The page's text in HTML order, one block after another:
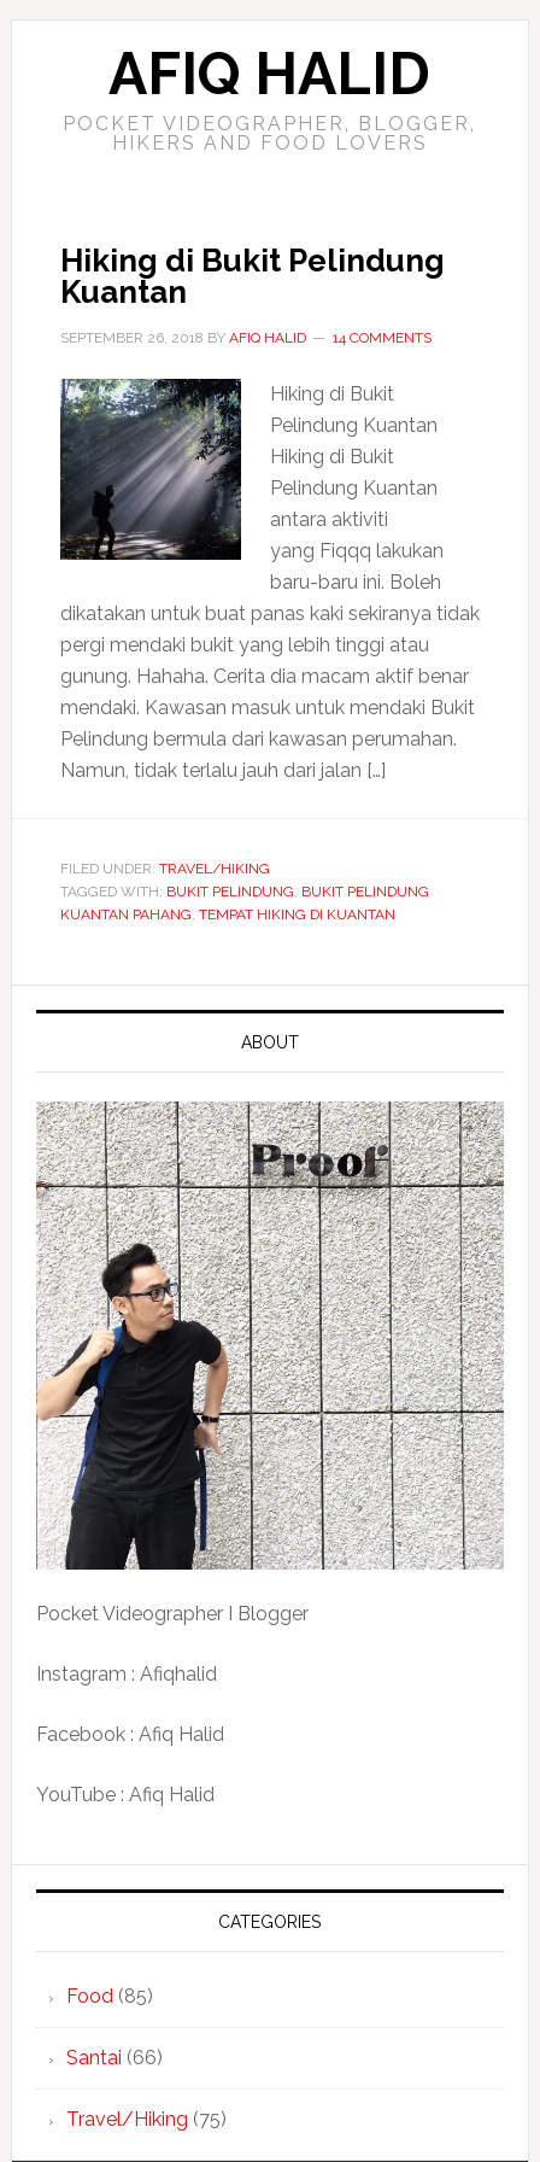
AFIQ HALID
POCKET VIDEOGRAPHER, BLOGGER,
HIKERS AND FOOD LOVERS
Hiking di Bukit Pelindung
Kuantan
SEPTEMBER 26, 2018 BY AFIQ HALID 14 COMMENTS
Hiking di Bukit
Pelindung Kuantan
Hiking di Bukit
Pelindung Kuantan
antara aktiviti
yang Fiqqq lakukan
baru-baru ini. Boleh
dikatakan untuk buat panas kaki sekiranya tidak
pergi mendaki bukit yang lebih tinggi atau
gunung. Hahaha. Cerita dia macam aktif benar
mendaki. Kawasan masuk untuk mendaki Bukit
Pelindung bermula dari kawasan perumahan.
Namun, tidak terlalu jauh dari jalan […]
FILED UNDER: TRAVEL/HIKING
TAGGED WITH: BUKIT PELINDUNG, BUKIT PELINDUNG
KUANTAN PAHANG, TEMPAT HIKING DI KUANTAN
ABOUT
Pocket Videographer I Blogger
Instagram : Afiqhalid
Facebook : Afiq Halid
YouTube : Afiq Halid
CATEGORIES
Food(85)
Santai (66)
Travel/Hiking (75)